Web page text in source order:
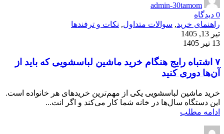
admin-30tamom
0 دیدگاه
راهنمای خرید, سوالات متداول, نکات و ترفندها
تیر 13, 1405
13 تیر 1405
۷ اشتباه رایج هنگام خرید ماشین لباسشویی که باید از
آن‌ها دوری کنید
خرید ماشین لباسشویی یکی از مهم‌ترین خریدهای هر خانواده است.
این دستگاه سال‌ها در خانه شما کار می‌کند و اگر انت...
ادامه مطلب